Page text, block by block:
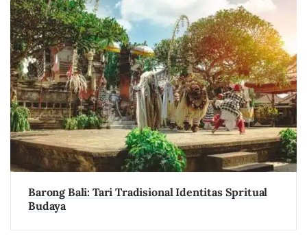
Barong Bali: Tari Tradisional Identitas Spritual
Budaya